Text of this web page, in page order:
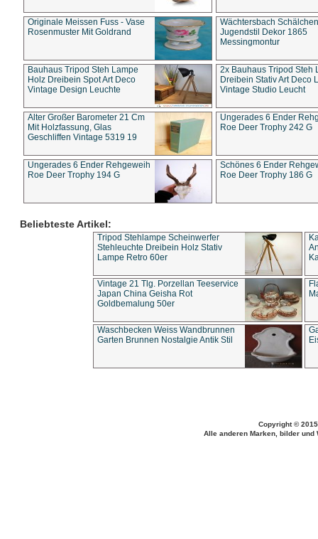
Originale Meissen Fuss - Vase
Rosenmuster Mit Goldrand
Wächtersbach Schälchen
Jugendstil Dekor 1865
Messingmontur
Bauhaus Tripod Steh Lampe
Holz Dreibein Spot Art Deco
Vintage Design Leuchte
2x Bauhaus Tripod Steh
Dreibein Stativ Art Deco
Vintage Studio Leucht
Alter Großer Barometer 21 Cm
Mit Holzfassung, Glas
Geschliffen Vintage 5319 19
Ungerades 6 Ender
Roe Deer Trophy 242 G
Ungerades 6 Ender Rehgeweih
Roe Deer Trophy 194 G
Schönes 6 Ender
Roe Deer Trophy 186 G
Beliebteste Artikel:
Tripod Stehlampe Scheinwerfer
Stehleuchte Dreibein Holz Stativ
Lampe Retro 60er
Vintage 21 Tlg. Porzellan Teeservice
Japan China Geisha Rot
Goldbemalung 50er
Waschbecken Weiss Wandbrunnen
Garten Brunnen Nostalgie Antik Stil
Copyright ©
Alle anderen Marken, bilder und